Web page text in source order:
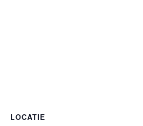
LOCATIE